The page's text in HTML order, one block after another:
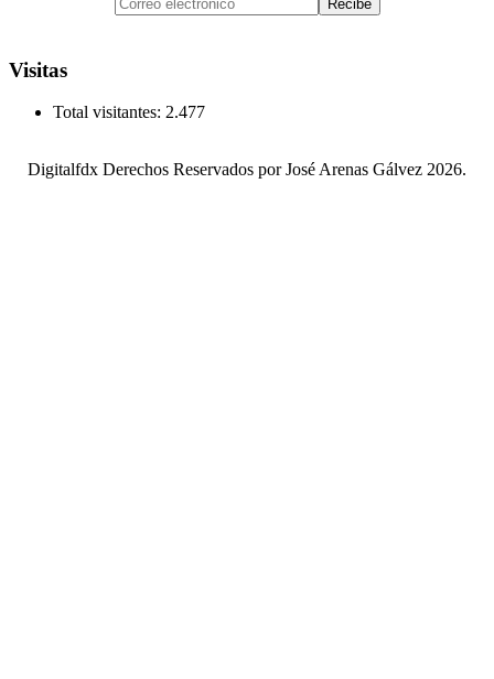
Visitas
Total visitantes: 2.477
Digitalfdx Derechos Reservados por José Arenas Gálvez 2026.